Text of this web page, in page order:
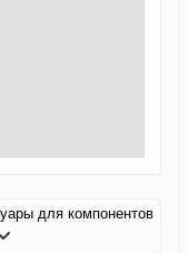
для компонентов